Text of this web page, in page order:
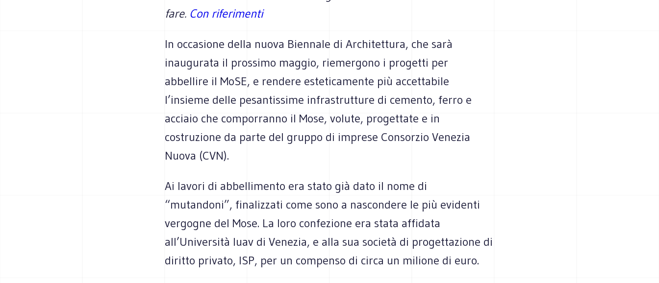
fare. Con riferimenti
In occasione della nuova Biennale di Architettura, che sarà
inaugurata il prossimo maggio, riemergono i progetti per
abbellire il MoSE, e rendere esteticamente più accettabile
l’insieme delle pesantissime infrastrutture di cemento, ferro e
acciaio che comporranno il Mose, volute, progettate e in
costruzione da parte del gruppo di imprese Consorzio Venezia
Nuova (CVN).
Ai lavori di abbellimento era stato già dato il nome di
“mutandoni”, finalizzati come sono a nascondere le più evidenti
vergogne del Mose. La loro confezione era stata affidata
all’Università Iuav di Venezia, e alla sua società di progettazione di
diritto privato, ISP, per un compenso di circa un milione di euro.